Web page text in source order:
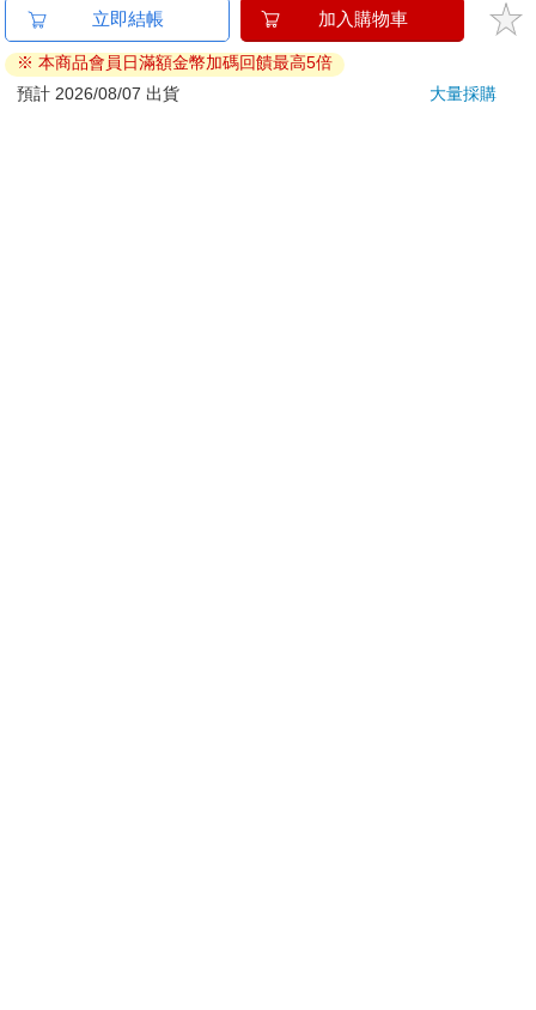
金石堂及銀行均不會請您操作ATM! 如接獲電話要求您前往
ATM提款機，請不要聽從指示，以免受騙上當！
退換貨須知：
立即結帳 加入購物車
※ 本商品會員日滿額金幣加碼回饋最高5倍
預計 2026/08/07 出貨
大量採購